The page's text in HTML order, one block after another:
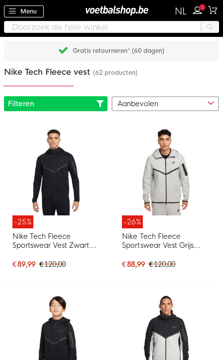
Menu NL 1
Achteraf betalen met Klarna
Nike Tech Fleece vest (62 producten)
Filteren
-25%
Nike Tech Fleece
Sportswear Vest Zwart
€ 89,99 € 120,00
-26%
Nike Tech Fleece
Sportswear Vest Grijs
€ 88,99 € 120,00